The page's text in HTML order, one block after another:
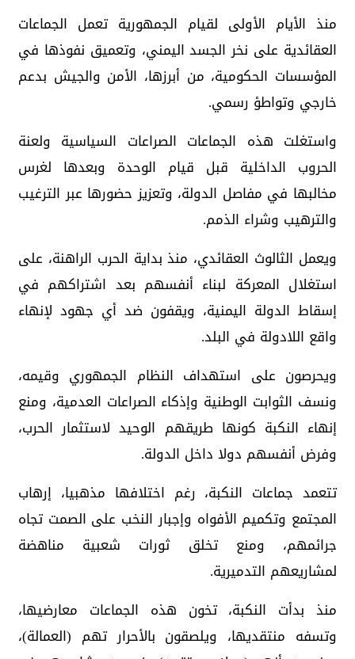
منذ الأيام الأولى لقيام الجمهورية تعمل الجماعات
العقائدية على نخر الجسد اليمني، وتعميق نفوذها في
المؤسسات الحكومية، من أبرزها، الأمن والجيش بدعم
خارجي وتواطؤ رسمي.
واستغلت هذه الجماعات الصراعات السياسية ولعنة
الحروب الداخلية قبل قيام الوحدة وبعدها لغرس
مخالبها في مفاصل الدولة، وتعزيز حضورها عبر الترغيب
والترهيب وشراء الذمم.
ويعمل الثالوث العقائدي، منذ بداية الحرب الراهنة، على
استغلال المعركة لبناء أنفسهم بعد اشتراكهم في
إسقاط الدولة اليمنية، ويقفون ضد أي جهود لإنهاء
واقع اللادولة في البلد.
ويحرصون على استهداف النظام الجمهوري وقيمه،
ونسف الثوابت الوطنية وإذكاء الصراعات العدمية، ومنع
إنهاء النكبة كونها طريقهم الوحيد لاستثمار الحرب،
وفرض أنفسهم دولا داخل الدولة.
تتعمد جماعات النكبة، رغم اختلافها مذهبيا، إرهاب
المجتمع وتكميم الأفواه وإجبار النخب على الصمت تجاه
جرائمهم، ومنع تخلق ثورات شعبية مناهضة
لمشاريعهم التدميرية.
منذ بدأت النكبة، تخون هذه الجماعات معارضيها،
وتسفه منتقديها، ويلصقون بالأحرار تهم (العمالة)،